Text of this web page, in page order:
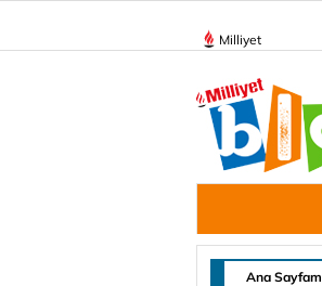
Milliyet
Ana Sayfam